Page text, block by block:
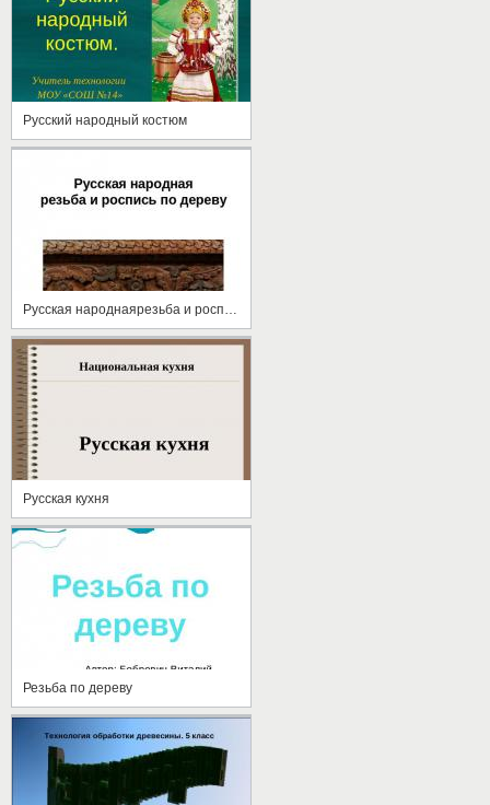
Русский народный костюм
Русская кухня
Резьба по дереву